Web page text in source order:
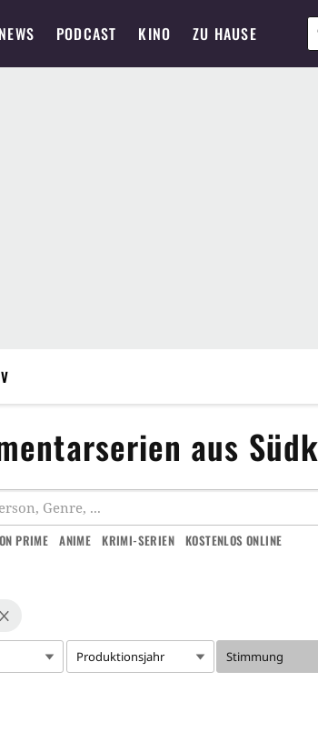
NEWS PODCAST KINO ZU HAUSE
aus
PRIME ANIME KRIMI-SERIEN KOSTENLOS ONLINE
Produktionsjahr Stimmung